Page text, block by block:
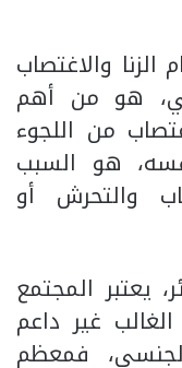
والاغتصاب
هو من أهم
من اللجوء
هو السبب
والتحرش أو
يعتبر المجتمع
غير داعم
فمعظم